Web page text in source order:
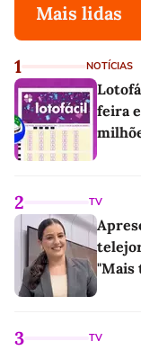
Mais lidas
1 NOTÍCIAS
feira
2 TV
"Mais
3 TV